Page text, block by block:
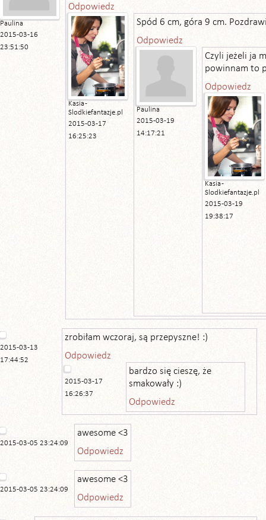
Paulina
2015-03-16
23:51:50
Odpowiedz
Kasia -
Slodkiefantazje.pl
2015-03-17
16:25:23
Spód 6 cm, góra 9 cm.
Odpowiedz
Paulina
2015-03-19
14:17:21
Czyli jeżeli ja
powinnam to
Odpowiedz
Kasia -
Slodkiefantazje.pl
2015-03-19
19:38:17
2015-03-13
17:44:52
zrobiłam wczoraj, są przepyszne! :)
Odpowiedz
2015-03-17
16:26:37
bardzo się cieszę, że
smakowały :)
Odpowiedz
2015-03-05 23:24:09
awesome <3
Odpowiedz
2015-03-05 23:24:09
awesome <3
Odpowiedz